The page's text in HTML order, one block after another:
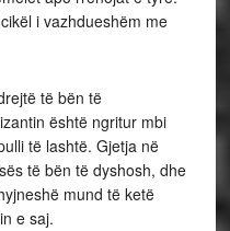
i vazhdueshëm me
të bën të
është ngritur mbi
të lashtë. Gjetja në
të bën të dyshosh, dhe
mund të ketë
e saj.